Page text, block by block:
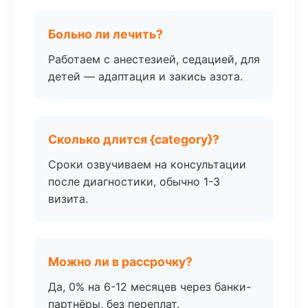
Больно ли лечить?
Работаем с анестезией, седацией, для
детей — адаптация и закись азота.
Сколько длится {category}?
Сроки озвучиваем на консультации
после диагностики, обычно 1-3
визита.
Можно ли в рассрочку?
Да, 0% на 6-12 месяцев через банки-
партнёры, без переплат.